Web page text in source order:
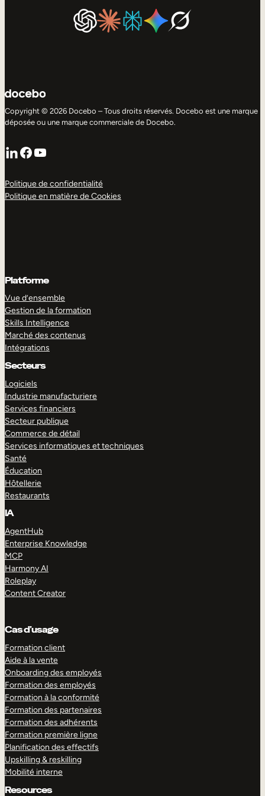
Copyright © 2026 Docebo – Tous droits réservés. Docebo est une marque
déposée ou une marque commerciale de Docebo.
LinkedIn
Facebook
YouTube
Politique de confidentialité
Politique en matière de Cookies
Platforme
Vue d’ensemble
Gestion de la formation
Skills Intelligence
Marché des contenus
Intégrations
Secteurs
Logiciels
Industrie manufacturiere
Services financiers
Secteur publique
Commerce de détail
Services informatiques et techniques
Santé
Éducation
Hôtellerie
Restaurants
IA
AgentHub
Enterprise Knowledge
MCP
Harmony AI
Roleplay
Content Creator
Cas d’usage
Formation client
Aide à la vente
Onboarding des employés
Formation des employés
Formation à la conformité
Formation des partenaires
Formation des adhérents
Formation première ligne
Planification des effectifs
Upskilling & reskilling
Mobilité interne
Resources